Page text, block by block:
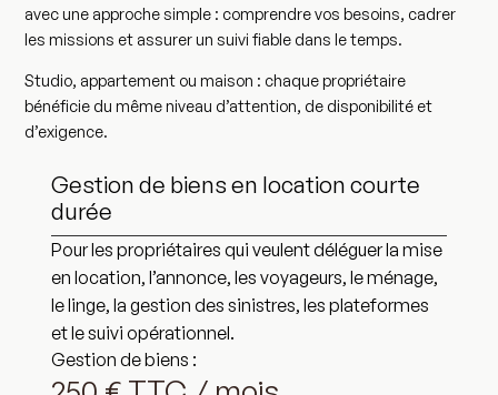
avec une approche simple : comprendre vos besoins, cadrer
les missions et assurer un suivi fiable dans le temps.
Studio, appartement ou maison : chaque propriétaire
bénéficie du même niveau d’attention, de disponibilité et
d’exigence.
Gestion de biens en location courte
durée
Pour les propriétaires qui veulent déléguer la mise
en location, l’annonce, les voyageurs, le ménage,
le linge, la gestion des sinistres, les plateformes
et le suivi opérationnel.
Gestion de biens :